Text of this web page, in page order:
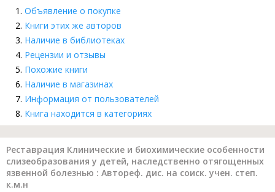
Объявление о покупке
Книги этих же авторов
Наличие в библиотеках
Рецензии и отзывы
Похожие книги
Наличие в магазинах
Информация от пользователей
Книга находится в категориях
Реставрация Клинические и биохимические особенности
слизеобpазования у детей, наследственно отягощенных
язвенной болезнью : Автореф. дис. на соиск. учен. степ.
к.м.н